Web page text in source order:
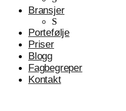
Bransjer
S
Portefølje
Priser
Blogg
Fagbegreper
Kontakt